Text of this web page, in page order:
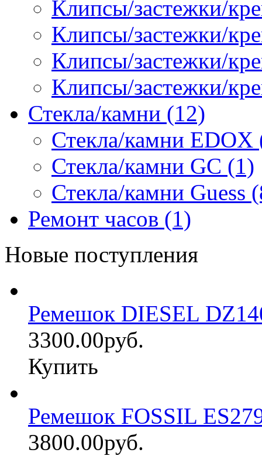
Клипсы/застежки/
Клипсы/застежки/
Клипсы/застежки/
Клипсы/застежки/
Стекла/камни (12)
Стекла/камни EDOX
Стекла/камни GC (1)
Стекла/камни Guess
Ремонт часов (1)
Новые поступления
Ремешок DIESEL
3300.00руб.
Купить
Ремешок FOSSIL
3800.00руб.